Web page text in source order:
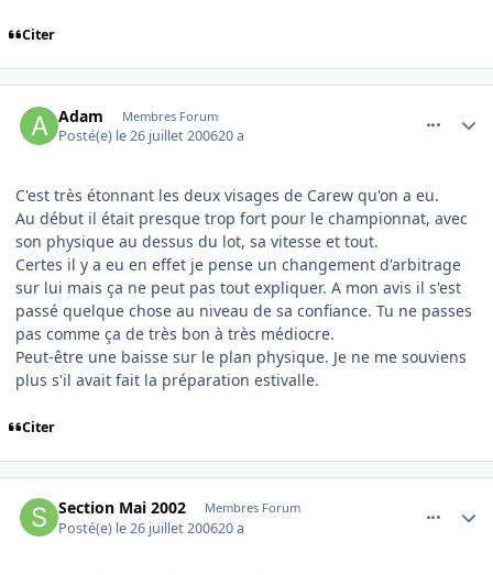
Citer
Adam Membres Forum
Posté(e) le 26 juillet 200620 a
C'est très étonnant les deux visages de Carew qu'on a eu.
Au début il était presque trop fort pour le championnat, avec
son physique au dessus du lot, sa vitesse et tout.
Certes il y a eu en effet je pense un changement d'arbitrage
sur lui mais ça ne peut pas tout expliquer. A mon avis il s'est
passé quelque chose au niveau de sa confiance. Tu ne passes
pas comme ça de très bon à très médiocre.
Peut-être une baisse sur le plan physique. Je ne me souviens
plus s'il avait fait la préparation estivalle.
Citer
Section Mai 2002 Membres Forum
Posté(e) le 26 juillet 200620 a